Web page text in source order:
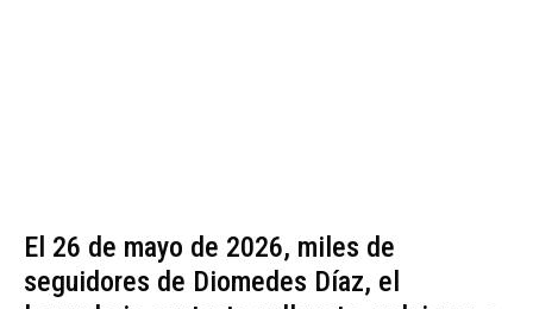
El 26 de mayo de 2026, miles de
seguidores de Diomedes Díaz, el